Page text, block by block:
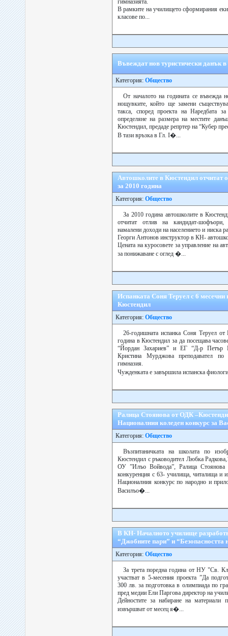
гимназията.
В рамките на училището сформирания
класове по...
Въвеждат нов туристически данък
Категория: Общество
От началото на годината се въвежда
нощувките, който ще замени
такса, според проекта на Наредбата
определяне на размера на местите
Кюстендил, предаде репртер на “Кубер
В тази връзка в Гл. І�...
Автошколите в Кюстендил отчитат
за 2010 година
Категория: Общество
За 2010 година автошколите в
отчитат отлив на кандидат-шофъори,
намалени доходи на населението и ниска
Георги Антонов инструктор в КН-
Цената на куросовете за управление на
за понижаване с оглед �...
Испанката Соня Теруел с 6
Кюстендил
Категория: Общество
26-годишната испанка Соня Теруел от
година в Кюстендил за да посещава
“Йордан Захариев” и ЕГ “Д-р Петър
Кристина Мурджова преподавател по
гимназия.
Чужденката е завършила испанска
Ралица Стоянова от ОДК
Националния коледен конкурс за
Категория: Общество
Възпитаничката на школата по
Кюстендил с ръководител Любка
ОУ ”Илъо Войвода”, Ралица Стоянова
конкуренция с 63- училища, читалища и
Националния конкурс по народно и
Василъо�...
В КН- Началното училище
“Джобните пари” и “Безопасността
Категория: Общество
За трета поредна година от НУ "Св.
участват в 5-месения проекта ”Да
300 лв. за подготовка в олимпиада по
пред медии Ели Паргова директор на
Дейностите за набиране на материали
извършват от месец я�...